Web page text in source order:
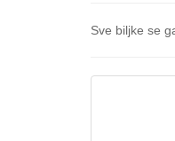
Sve biljke se